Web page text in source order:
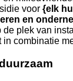
voor {elk
en
de plek van
in combinatie